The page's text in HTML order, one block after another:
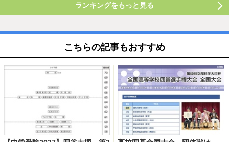
ランキングをもっと見る
こちらの記事もおすすめ